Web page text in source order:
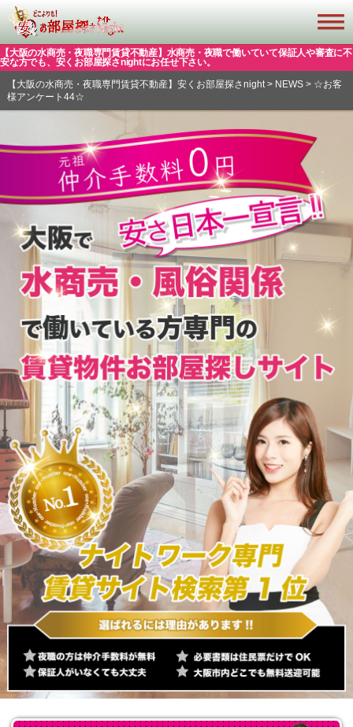
【大阪の水商売・夜職専門賃貸不動産】水商売・夜職で働いていて保証人や審査に不
安な方でも、安くお部屋探さnightにお任せ下さい。
【大阪の水商売・夜職専門賃貸不動産】安くお部屋探さnight> NEWS> ☆お客
様アンケート44☆